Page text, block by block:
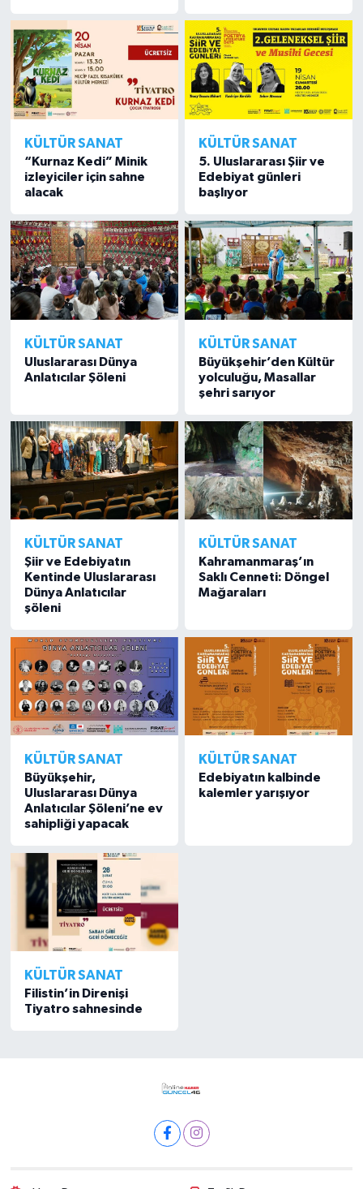
KÜLTÜR SANAT
“Kurnaz Kedi” Minik
izleyiciler için sahne
alacak
KÜLTÜR SANAT
5. Uluslararası Şiir ve
Edebiyat günleri
başlıyor
KÜLTÜR SANAT
Uluslararası Dünya
Anlatıcılar Şöleni
KÜLTÜR SANAT
Büyükşehir’den Kültür
yolculuğu, Masallar
şehri sarıyor
KÜLTÜR SANAT
Şiir ve Edebiyatın
Kentinde Uluslararası
Dünya Anlatıcılar
şöleni
KÜLTÜR SANAT
Kahramanmaraş’ın
Saklı Cenneti: Döngel
Mağaraları
KÜLTÜR SANAT
Büyükşehir,
Uluslararası Dünya
Anlatıcılar Şöleni’ne ev
sahipliği yapacak
KÜLTÜR SANAT
Edebiyatın kalbinde
kalemler yarışıyor
KÜLTÜR SANAT
Filistin’in Direnişi
Tiyatro sahnesinde